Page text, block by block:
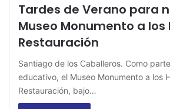
Tardes de Verano para
Museo Monumento a los
Restauración
Santiago de los Caballeros. Como
educativo, el Museo Monumento a los
Restauración, bajo…